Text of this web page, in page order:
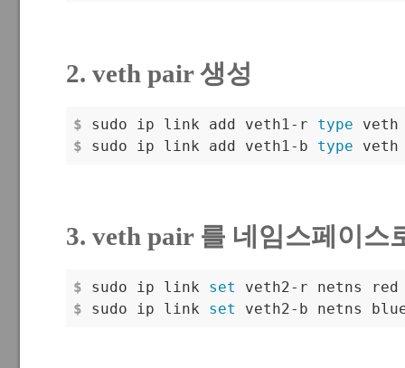
2. veth pair 생성
$ sudo ip link add veth1-r type veth
$ sudo ip link add veth1-b type veth
3. veth pair 를 네임스페이스
$ sudo ip link set
veth2-r netns red
$ sudo ip link set veth2-b netns